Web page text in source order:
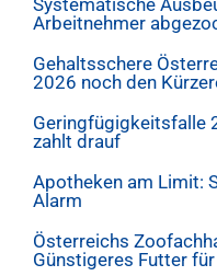
Systematische
Arbeitnehmer
Gehaltsschere
2026 noch den
Geringfügigkeitsfalle
zahlt drauf
Apotheken am Limit:
Alarm
Österreichs
Günstigeres Futter